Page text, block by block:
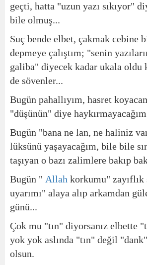
geçti, hatta "uzun yazı sıkıyor"
bile olmuş...
Suç bende elbet, çakmak cebine
depmeye çalıştım; "senin
galiba" diyecek kadar ukala oldu
de sövenler...
Bugün pahallıyım, hasret
"düşünün" diye
Bugün "bana ne lan, ne haliniz
lüksünü yaşayacağım, bile bile
taşıyan o bazı zalimlere bakıp
Bugün " Allah korkumu" zayıflık
uyarımı" alaya alıp arkamdan
günü...
Çok mu "tın" diyorsanız elbette
yok yok aslında "tın" değil
olsun.